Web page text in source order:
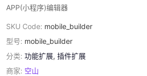
APP(小程序)编辑器
SKU Code: mobile_builder
型号: mobile_builder
分类: 功能扩展, 插件扩展
商家: 空山